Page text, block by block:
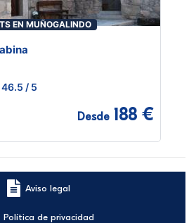
EN MUÑOGALINDO
46.5 / 5
Desde 188 €
Aviso legal
Política de privacidad